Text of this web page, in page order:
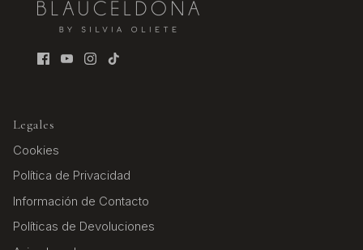
Legales
Cookies
Política de Privacidad
Información de Contacto
Políticas de Devoluciones